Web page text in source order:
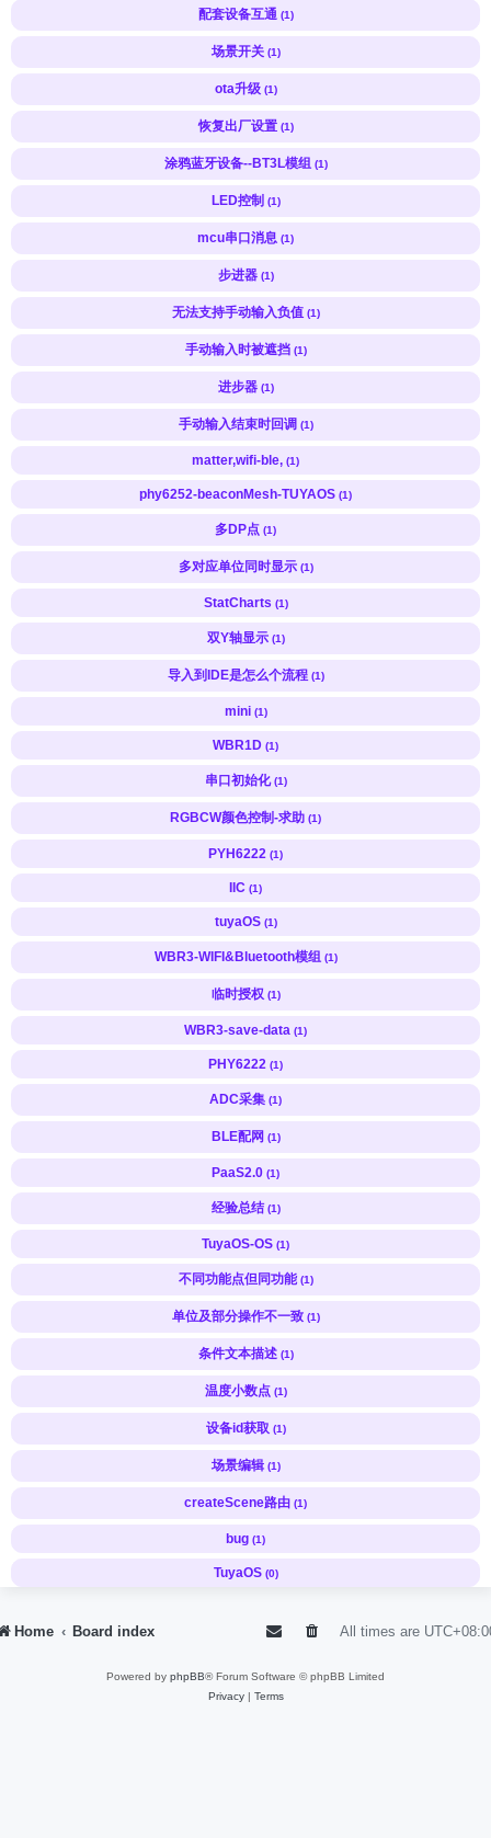
配套设备互通 (1)
场景开关 (1)
ota升级 (1)
恢复出厂设置 (1)
涂鸦蓝牙设备--BT3L模组 (1)
LED控制 (1)
mcu串口消息 (1)
步进器 (1)
无法支持手动输入负值 (1)
手动输入时被遮挡 (1)
进步器 (1)
手动输入结束时回调 (1)
matter,wifi-ble, (1)
phy6252-beaconMesh-TUYAOS (1)
多DP点 (1)
多对应单位同时显示 (1)
StatCharts (1)
双Y轴显示 (1)
导入到IDE是怎么个流程 (1)
mini (1)
WBR1D (1)
串口初始化 (1)
RGBCW颜色控制-求助 (1)
PYH6222 (1)
IIC (1)
tuyaOS (1)
WBR3-WIFI&Bluetooth模组 (1)
临时授权 (1)
WBR3-save-data (1)
PHY6222 (1)
ADC采集 (1)
BLE配网 (1)
PaaS2.0 (1)
经验总结 (1)
TuyaOS-OS (1)
不同功能点但同功能 (1)
单位及部分操作不一致 (1)
条件文本描述 (1)
温度小数点 (1)
设备id获取 (1)
场景编辑 (1)
createScene路由 (1)
bug (1)
TuyaOS (0)
Home Board index All times are
Powered by phpBB® Forum Software © phpBB Limited
Privacy| Terms